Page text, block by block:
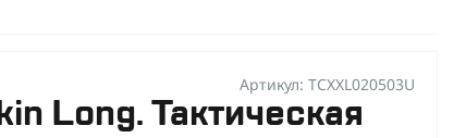
Артикул: TCXXL020503U
Long. Тактическая